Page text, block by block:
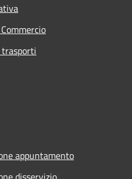
appuntamento